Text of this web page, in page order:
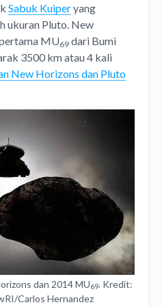
Sabuk Kuiperyang
ukuran Pluto. New
MU69 dari Bumi
3500 km atau 4 kali
New Horizons dan Pluto
dan 2014 MU69. Kredit:
Carlos Hernandez